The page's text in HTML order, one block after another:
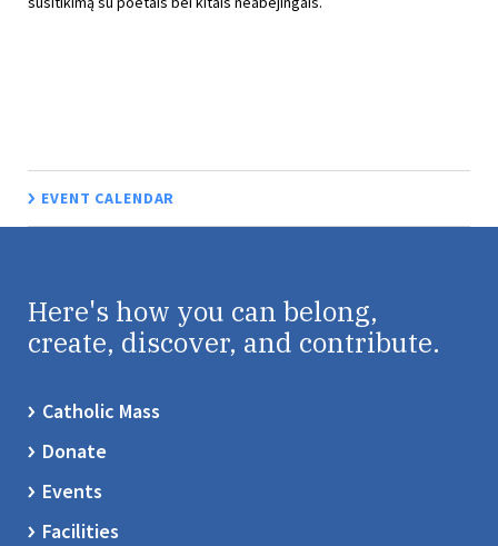
EVENT CALENDAR
Here's how you can belong,
create, discover, and contribute.
Catholic Mass
Donate
Events
Facilities